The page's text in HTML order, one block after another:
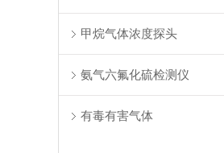
甲烷气体浓度探头
氨气六氟化硫检测仪
有毒有害气体